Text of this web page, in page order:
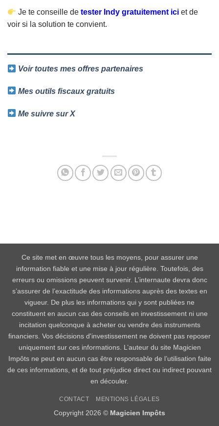
Je te conseille detester Indy gratuitement ici et de
voir si la solution te convient.
Voir toutes mes offres partenaires
Mes outils fiscaux gratuits
Me suivre sur X
Ce site met en œuvre tous les moyens, pour assurer une
information fiable et une mise à jour régulière. Toutefois, des
erreurs ou omissions peuvent survenir. L’internaute devra donc
s’assurer de l’exactitude des informations auprès des textes en
vigueur. De plus les informations qui y sont publiées ne
constituent en aucun cas des conseils en investissement ni une
incitation quelconque à acheter ou vendre des instruments
financiers. Vos décisions d'investissement ne doivent pas reposer
uniquement sur ces informations. L’auteur du site Magicien
Impôts ne peut en aucun cas être responsable de l’utilisation faite
de ces informations, et de tout préjudice direct ou indirect pouvant
en découler.
CONTACT MENTIONS LÉGALES
Copyright 2026 © Magicien Impôts